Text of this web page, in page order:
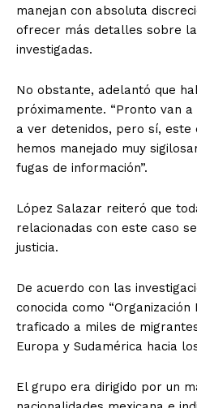
manejan con absoluta
ofrecer más detalles sobre
investigadas.
No obstante, adelantó que
próximamente. “Pronto van
a ver detenidos, pero sí, este
hemos manejado muy
fugas de información”.
López Salazar reiteró que
relacionadas con este caso
justicia.
De acuerdo con las
conocida como “Organización
traficado a miles de
Europa y Sudamérica hacia
El grupo era dirigido por un